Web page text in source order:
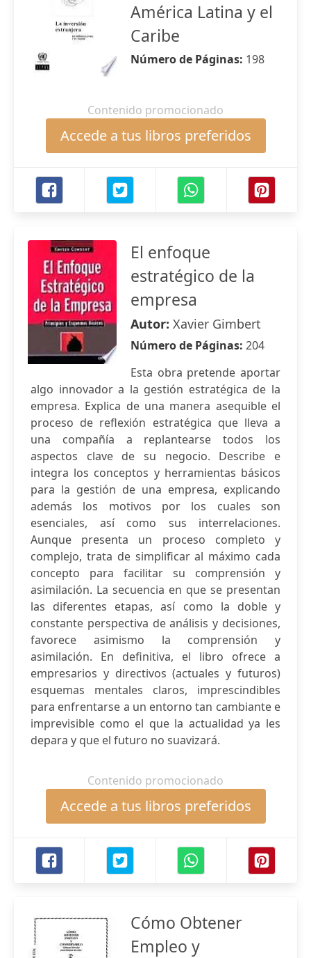
América Latina y el
Caribe
Número de Páginas: 198
Contenido promocionado
Accede a tus libros preferidos
El enfoque
estratégico de la
empresa
Autor: Xavier Gimbert
Número de Páginas: 204
Esta obra pretende aportar
algo innovador a la gestión estratégica de la
empresa. Explica de una manera asequible el
proceso de reflexión estratégica que lleva a
una compañía a replantearse todos los
aspectos clave de su negocio. Describe e
integra los conceptos y herramientas básicos
para la gestión de una empresa, explicando
además los motivos por los cuales son
esenciales, así como sus interrelaciones.
Aunque presenta un proceso completo y
complejo, trata de simplificar al máximo cada
concepto para facilitar su comprensión y
asimilación. La secuencia en que se presentan
las diferentes etapas, así como la doble y
constante perspectiva de análisis y decisiones,
favorece asimismo la comprensión y
asimilación. En definitiva, el libro ofrece a
empresarios y directivos (actuales y futuros)
esquemas mentales claros, imprescindibles
para enfrentarse a un entorno tan cambiante e
imprevisible como el que la actualidad ya les
depara y que el futuro no suavizará.
Contenido promocionado
Accede a tus libros preferidos
Cómo Obtener
Empleo y